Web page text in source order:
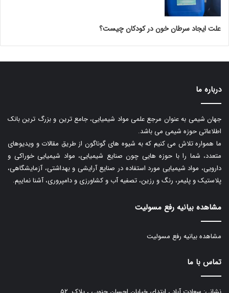
علت ایجاد سرطان خون در کودکان چیست؟
درباره ما
جهان شیمی به عنوان مرجع علمی مواد شیمیایی، جامع ترین و بزرگ ترین بانک
اطلاعاتی حوزه شیمی می باشد.
ما همواره تلاش می کنیم که به شیوه های گوناگون از طریق مقالات و ویدیوهای
متعدد، شما را با حوزه هایی چون صنایع شیمیایی، مواد شیمیایی خوراکی و
دارویی، مواد شیمیایی مورد استفاده در صنایع آرایشی و بهداشتی، آزمایشگاهی،
پلاستیک و پلیمر، رنگ و رزین، تصفیه آب و کشاورزی و دامپروری، آشنا نماییم.
مشاهده بیانیه رفع مسولیت
مشاهده بیانیه رفع مسولیت
تماس با ما